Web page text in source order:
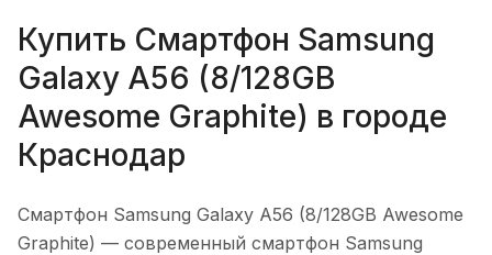
Купить Смартфон Samsung
Galaxy A56 (8/128GB
Awesome Graphite) в городе
Краснодар
Смартфон Samsung Galaxy A56 (8/128GB Awesome
Graphite) — современный смартфон Samsung